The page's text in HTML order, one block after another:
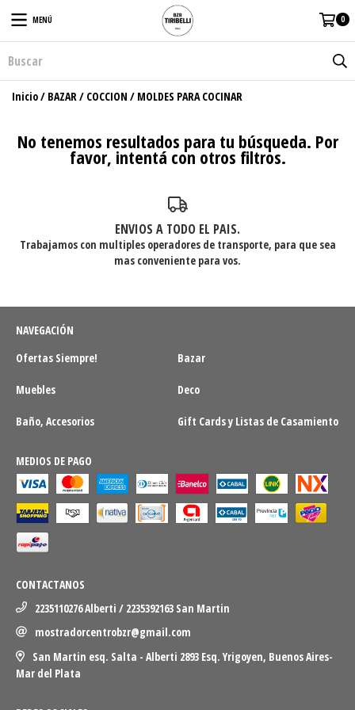
MENÚ 0
Inicio/ BAZAR/ COCCION / MOLDES PARA COCINAR
No tenemos resultados para tu búsqueda. Por
favor, intentá con otros filtros.
ENVIOS A TODO EL PAIS.
Trabajamos con multiples operadores de transporte, para que sea
mas conveniente para vos.
NAVEGACIÓN
Ofertas Siempre!
Bazar
Muebles Deco
Baño, Accesorios Gift Cards y Listas de Casamiento
MEDIOS DE PAGO
CONTACTANOS
2235110276 Alberti / 2235392163 San Martin
mostradorcentrobzr@gmail.com
San Martin esq. Salta - Alberti 2893 Esq. Yrigoyen, Buenos Aires-
Mar del Plata